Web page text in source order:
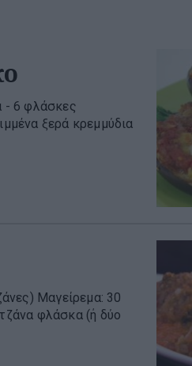
- 6 φλάσκες
ξερά κρεμμύδια
Μαγείρεμα: 30
φλάσκα (ή δύο